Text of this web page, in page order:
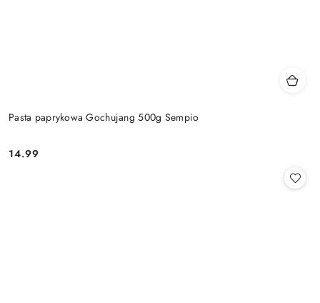
Pasta paprykowa Gochujang 500g Sempio
Cena:
14.99